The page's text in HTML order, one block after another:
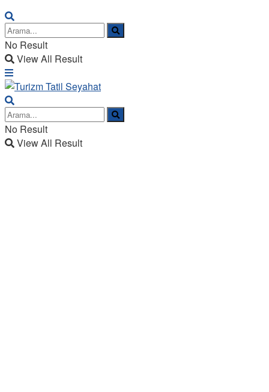
No Result
View All Result
No Result
View All Result